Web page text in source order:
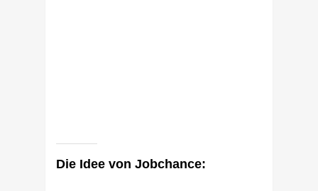
Die Idee von Jobchance: